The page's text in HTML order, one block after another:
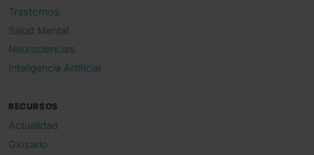
Trastornos
Salud Mental
Neurociencias
Inteligencia Artificial
RECURSOS
Actualidad
Glosario